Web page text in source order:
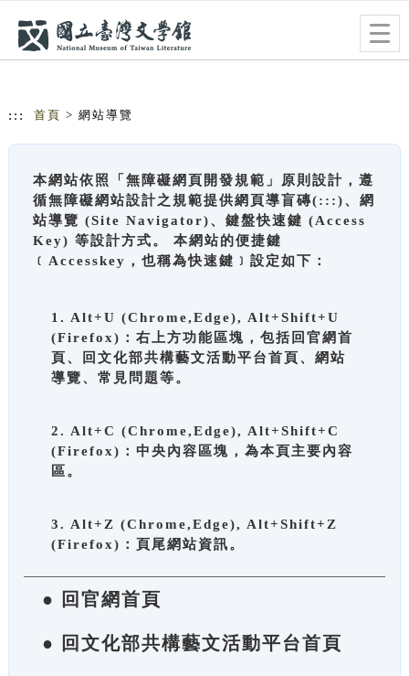
::: 首頁 > 網站導覽
本網站依照「無障礙網頁開發規範」原則設計，遵
循無障礙網站設計之規範提供網頁導盲磚(:::)、網
站導覽 (Site Navigator)、鍵盤快速鍵 (Access
Key) 等設計方式。 本網站的便捷鍵
﹝Accesskey，也稱為快速鍵﹞設定如下：
1. Alt+U (Chrome,Edge), Alt+Shift+U
(Firefox)：右上方功能區塊，包括回官網首
頁、回文化部共構藝文活動平台首頁、網站
導覽、常見問題等。
2. Alt+C (Chrome,Edge), Alt+Shift+C
(Firefox)：中央內容區塊，為本頁主要內容
區。
3. Alt+Z (Chrome,Edge), Alt+Shift+Z
(Firefox)：頁尾網站資訊。
● 回官網首頁
● 回文化部共構藝文活動平台首頁